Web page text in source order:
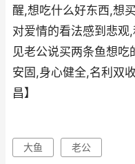
醒,想吃什么好东西,想
对爱情的看法感到悲
见老公说买两条鱼想
安固,身心健全,名利双
昌】
大鱼 老公